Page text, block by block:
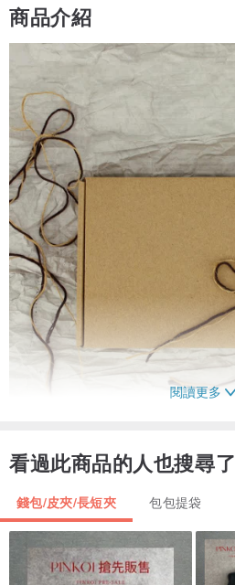
商品介紹
◆STPHEY 果果香港原創插畫時尚手袋
◆貨號：SB116-DU
◆尺寸：20x1.6x10.5CM
閱讀更多
看過此商品的人也搜尋了
錢包/皮夾/長短夾 包包提袋